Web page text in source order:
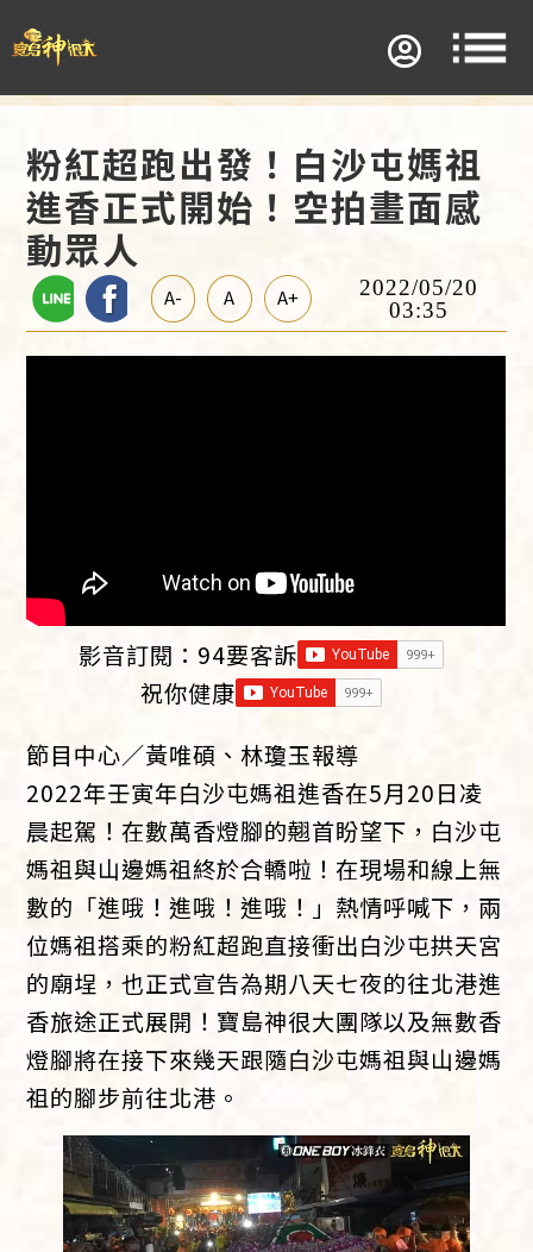
粉紅超跑出發！白沙屯媽祖
進香正式開始！空拍畫面感
動眾人
A- A A+
2022/05/20
03:35
影音訂閱： 94要客訴
祝你健康
節目中心／黃唯碩、林瓊玉報導
2022年壬寅年白沙屯媽祖進香在5月20日凌
晨起駕！在數萬香燈腳的翹首盼望下，白沙屯
媽祖與山邊媽祖終於合轎啦！在現場和線上無
數的「進哦！進哦！進哦！」熱情呼喊下，兩
位媽祖搭乘的粉紅超跑直接衝出白沙屯拱天宮
的廟埕，也正式宣告為期八天七夜的往北港進
香旅途正式展開！寶島神很大團隊以及無數香
燈腳將在接下來幾天跟隨白沙屯媽祖與山邊媽
祖的腳步前往北港。